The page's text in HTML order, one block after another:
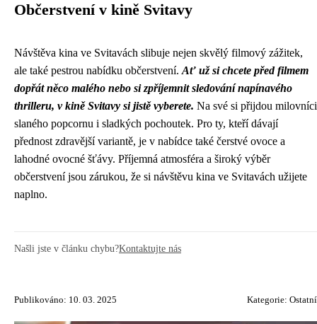
Občerstvení v kině Svitavy
Návštěva kina ve Svitavách slibuje nejen skvělý filmový zážitek,
ale také pestrou nabídku občerstvení. Ať už si chcete před filmem
dopřát něco malého nebo si zpříjemnit sledování napínavého
thrilleru, v kině Svitavy si jistě vyberete. Na své si přijdou milovníci
slaného popcornu i sladkých pochoutek. Pro ty, kteří dávají
přednost zdravější variantě, je v nabídce také čerstvé ovoce a
lahodné ovocné šťávy. Příjemná atmosféra a široký výběr
občerstvení jsou zárukou, že si návštěvu kina ve Svitavách užijete
naplno.
Našli jste v článku chybu?Kontaktujte nás
Publikováno: 10. 03. 2025 Kategorie: Ostatní